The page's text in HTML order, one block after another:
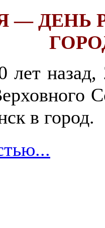
— ДЕНЬ
лет
в город.